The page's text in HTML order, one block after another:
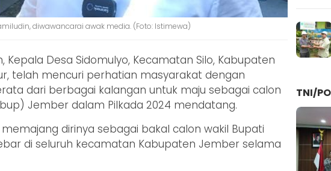
diwawancarai awak media. (Foto: Istimewa)
Kepala Desa Sidomulyo, Kecamatan Silo, Kabupaten
telah mencuri perhatian masyarakat dengan
dari berbagai kalangan untuk maju sebagai calon
Jember dalam Pilkada 2024 mendatang.
dirinya sebagai bakal calon wakil Bupati
di seluruh kecamatan Kabupaten Jember selama
TNI/